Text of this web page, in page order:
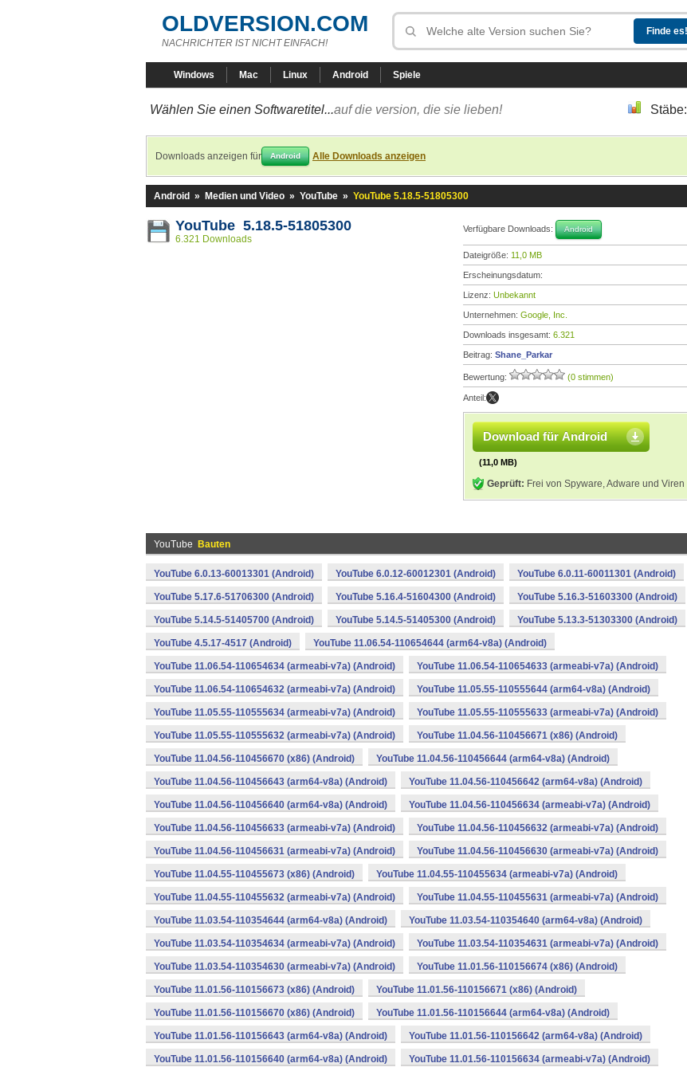
OLDVERSION.COM
NACHRICHTER IST NICHT EINFACH!
Windows Mac Linux Android Spiele
Wählen Sie einen Softwaretitel...auf die version, die sie lieben! Stäbe:
Downloads anzeigen für Android Alle Downloads anzeigen
Android » Medien und Video » YouTube » YouTube 5.18.5-51805300
YouTube 5.18.5-51805300
6.321 Downloads
Verfügbare Downloads: Android
Dateigröße: 11,0 MB
Erscheinungsdatum:
Lizenz: Unbekannt
Unternehmen: Google, Inc.
Downloads insgesamt: 6.321
Beitrag: Shane_Parkar
Bewertung: (0 stimmen)
Anteil:
Download für Android
(11,0 MB)
Geprüft: Frei von Spyware, Adware und Viren
YouTube Bauten
YouTube 6.0.13-60013301 (Android) YouTube 6.0.12-60012301 (Android) YouTube 6.0.11-60011301 (Android)
YouTube 5.17.6-51706300 (Android) YouTube 5.16.4-51604300 (Android) YouTube 5.16.3-51603300 (Android)
YouTube 5.14.5-51405700 (Android) YouTube 5.14.5-51405300 (Android) YouTube 5.13.3-51303300 (Android)
YouTube 4.5.17-4517 (Android) YouTube 11.06.54-110654644 (arm64-v8a) (Android)
YouTube 11.06.54-110654634 (armeabi-v7a) (Android) YouTube 11.06.54-110654633 (armeabi-v7a) (Android)
YouTube 11.06.54-110654632 (armeabi-v7a) (Android) YouTube 11.05.55-110555644 (arm64-v8a) (Android)
YouTube 11.05.55-110555634 (armeabi-v7a) (Android) YouTube 11.05.55-110555633 (armeabi-v7a) (Android)
YouTube 11.05.55-110555632 (armeabi-v7a) (Android) YouTube 11.04.56-110456671 (x86) (Android)
YouTube 11.04.56-110456670 (x86) (Android) YouTube 11.04.56-110456644 (arm64-v8a) (Android)
YouTube 11.04.56-110456643 (arm64-v8a) (Android) YouTube 11.04.56-110456642 (arm64-v8a) (Android)
YouTube 11.04.56-110456640 (arm64-v8a) (Android) YouTube 11.04.56-110456634 (armeabi-v7a) (Android)
YouTube 11.04.56-110456633 (armeabi-v7a) (Android) YouTube 11.04.56-110456632 (armeabi-v7a) (Android)
YouTube 11.04.56-110456631 (armeabi-v7a) (Android) YouTube 11.04.56-110456630 (armeabi-v7a) (Android)
YouTube 11.04.55-110455673 (x86) (Android) YouTube 11.04.55-110455634 (armeabi-v7a) (Android)
YouTube 11.04.55-110455632 (armeabi-v7a) (Android) YouTube 11.04.55-110455631 (armeabi-v7a) (Android)
YouTube 11.03.54-110354644 (arm64-v8a) (Android) YouTube 11.03.54-110354640 (arm64-v8a) (Android)
YouTube 11.03.54-110354634 (armeabi-v7a) (Android) YouTube 11.03.54-110354631 (armeabi-v7a) (Android)
YouTube 11.03.54-110354630 (armeabi-v7a) (Android) YouTube 11.01.56-110156674 (x86) (Android)
YouTube 11.01.56-110156673 (x86) (Android) YouTube 11.01.56-110156671 (x86) (Android)
YouTube 11.01.56-110156670 (x86) (Android) YouTube 11.01.56-110156644 (arm64-v8a) (Android)
YouTube 11.01.56-110156643 (arm64-v8a) (Android) YouTube 11.01.56-110156642 (arm64-v8a) (Android)
YouTube 11.01.56-110156640 (arm64-v8a) (Android) YouTube 11.01.56-110156634 (armeabi-v7a) (Android)